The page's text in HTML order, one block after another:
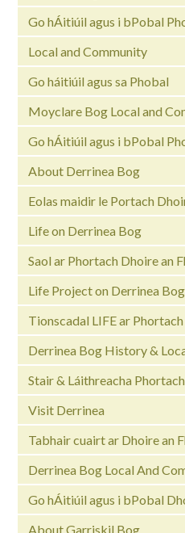
Go hÁitiúil agus i bPobal
Local and Community
Go háitiúil agus sa Phobal
Moyclare Bog Local and
Go hÁitiúil agus i bPobal
About Derrinea Bog
Eolas maidir le Portach
Life on Derrinea Bog
Saol ar Phortach Dhoire an
Life Project on Derrinea Bog
Tionscadal LIFE ar
Derrinea Bog History &
Stair & Láithreacha
Visit Derrinea
Tabhair cuairt ar Dhoire an
Derrinea Bog Local And
Go hÁitiúil agus i bPobal
About Garriskil Bog